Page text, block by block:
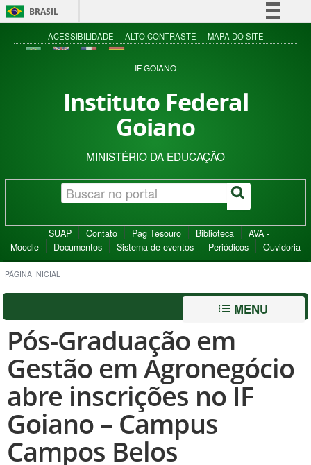
BRASIL
Simplifique!
Acesso à informação
ACESSIBILIDADE ALTO CONTRASTE MAPA DO SITE
IF GOIANO
Instituto Federal
Goiano
MINISTÉRIO DA EDUCAÇÃO
SUAP Contato Pag Tesouro Biblioteca
AVA -
Moodle
Documentos Sistema de eventos Periódicos Ouvidoria
PÁGINA INICIAL
MENU
Pós-Graduação em
Gestão em Agronegócio
abre inscrições no IF
Goiano – Campus
Campos Belos